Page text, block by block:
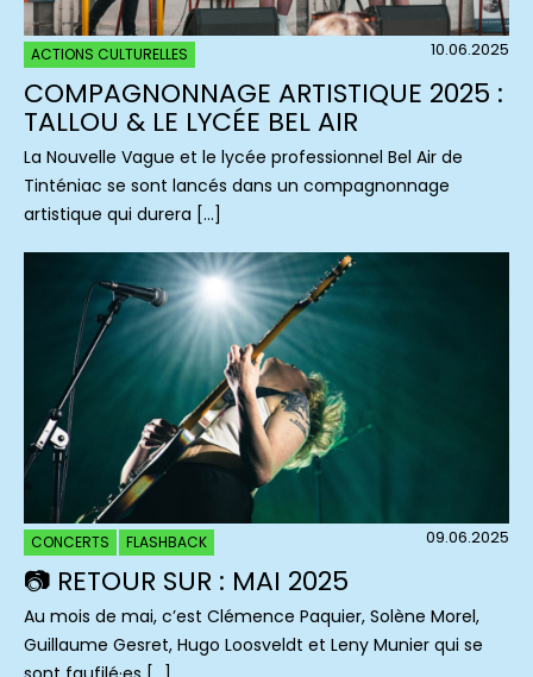
ACTIONS CULTURELLES 10.06.2025
COMPAGNONNAGE ARTISTIQUE 2025 :
TALLOU & LE LYCÉE BEL AIR
La Nouvelle Vague et le lycée professionnel Bel Air de
Tinténiac se sont lancés dans un compagnonnage
artistique qui durera […]
CONCERTS FLASHBACK 09.06.2025
📷 RETOUR SUR : MAI 2025
Au mois de mai, c’est Clémence Paquier, Solène Morel,
Guillaume Gesret, Hugo Loosveldt et Leny Munier qui se